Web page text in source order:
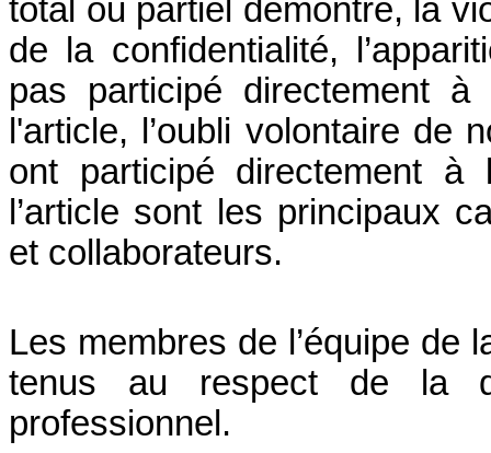
total ou partiel démontré, la
de la confidentialité,
pas participé directement
l'article, l’oubli volontaire de
ont participé directement
l’article sont les principaux
et collaborateurs.
Les membres de l’équipe de
tenus au respect de la
professionnel.